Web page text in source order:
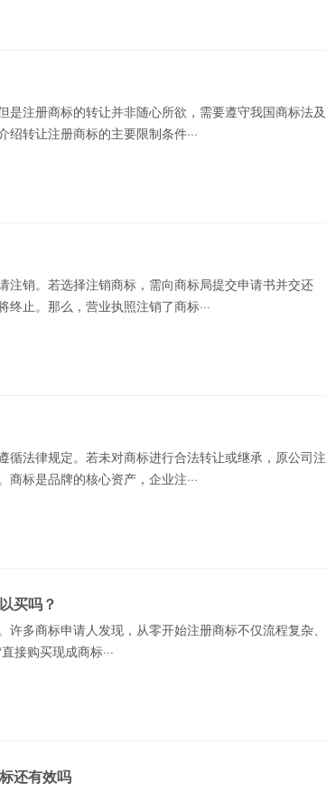
注册商标的转让并非随心所欲，需要遵守我国商标法及
转让注册商标的主要限制条件···
销。若选择注销商标，需向商标局提交申请书并交还
止。那么，营业执照注销了商标···
法律规定。若未对商标进行合法转让或继承，原公司注
标是品牌的核心资产，企业注···
买吗？
多商标申请人发现，从零开始注册商标不仅流程复杂、
接购买现成商标···
还有效吗